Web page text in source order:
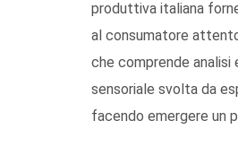
produttiva italiana
al consumatore
che comprende
sensoriale svolta da
facendo emergere un